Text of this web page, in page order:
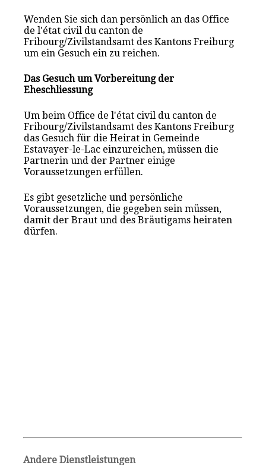
Wenden Sie sich dan persönlich an das Office
de l'état civil du canton de
Fribourg/Zivilstandsamt des Kantons Freiburg
um ein Gesuch ein zu reichen.
Das Gesuch um Vorbereitung der
Eheschliessung
Um beim Office de l'état civil du canton de
Fribourg/Zivilstandsamt des Kantons Freiburg
das Gesuch für die Heirat in Gemeinde
Estavayer-le-Lac einzureichen, müssen die
Partnerin und der Partner einige
Voraussetzungen erfüllen.
Es gibt gesetzliche und persönliche
Voraussetzungen, die gegeben sein müssen,
damit der Braut und des Bräutigams heiraten
dürfen.
Andere Dienstleistungen